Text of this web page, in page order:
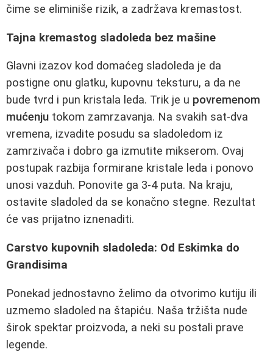
čime se eliminiše rizik, a zadržava kremastost.
Tajna kremastog sladoleda bez mašine
Glavni izazov kod domaćeg sladoleda je da
postigne onu glatku, kupovnu teksturu, a da ne
bude tvrd i pun kristala leda. Trik je u povremenom
mućenju tokom zamrzavanja. Na svakih sat-dva
vremena, izvadite posudu sa sladoledom iz
zamrzivača i dobro ga izmutite mikserom. Ovaj
postupak razbija formirane kristale leda i ponovo
unosi vazduh. Ponovite ga 3-4 puta. Na kraju,
ostavite sladoled da se konačno stegne. Rezultat
će vas prijatno iznenaditi.
Carstvo kupovnih sladoleda: Od Eskimka do
Grandisima
Ponekad jednostavno želimo da otvorimo kutiju ili
uzmemo sladoled na štapiću. Naša tržišta nude
širok spektar proizvoda, a neki su postali prave
legende.